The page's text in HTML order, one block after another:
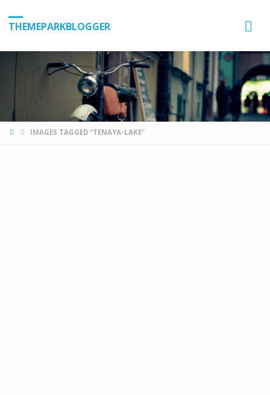
THEMEPARKBLOGGER
HOMEIMAGES TAGGED "TENAYA-LAKE"